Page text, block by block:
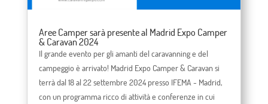
Aree Camper sarà presente al Madrid Expo Camper
& Caravan 2024
Il grande evento per gli amanti del caravanning e del
campeggio è arrivato! Madrid Expo Camper & Caravan si
terrà dal 18 al 22 settembre 2024 presso IFEMA - Madrid,
con un programma ricco di attività e conferenze in cui